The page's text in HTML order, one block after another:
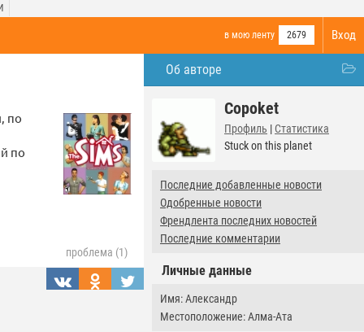
Вход
в мою ленту 2679
Об авторе
Copoket
Профиль | Статистика
Stuck on this planet
Последние добавленные новости
Одобренные новости
Френдлента последних новостей
Последние комментарии
Личные данные
Имя: Александр
Местоположение: Алма-Ата
по
по
проблема (1)